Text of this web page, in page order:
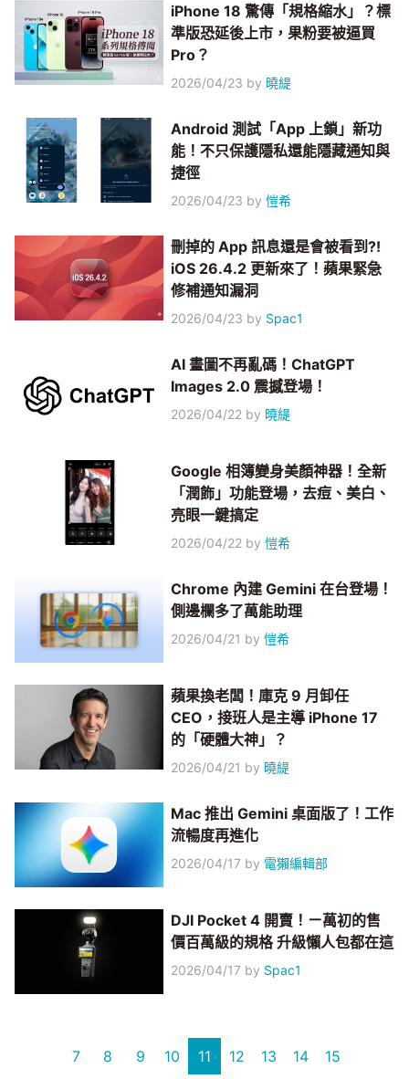
iPhone 18 驚傳「規格縮水」？標
準版恐延後上市，果粉要被逼買
Pro？
2026/04/23 by 曉緹
Android 測試「App 上鎖」新功
能！不只保護隱私還能隱藏通知與
捷徑
2026/04/23 by愷希
刪掉的 App 訊息還是會被看到?!
iOS 26.4.2 更新來了！蘋果緊急
修補通知漏洞
2026/04/23 by Spac1
AI 畫圖不再亂碼！ChatGPT
Images 2.0 震撼登場！
2026/04/22 by 曉緹
Google 相簿變身美顏神器！全新
「潤飾」功能登場，去痘、美白、
亮眼一鍵搞定
2026/04/22 by愷希
Chrome 內建 Gemini 在台登場！
側邊欄多了萬能助理
2026/04/21 by愷希
蘋果換老闆！庫克 9 月卸任
CEO，接班人是主導 iPhone 17
的「硬體大神」？
2026/04/21 by 曉緹
Mac 推出 Gemini 桌面版了！工作
流暢度再進化
2026/04/17 by 電獺編輯部
DJI Pocket 4 開賣！ㄧ萬初的售
價百萬級的規格 升級懶人包都在這
2026/04/17 by Spac1
7 8 9 10 11 12 13 14 15